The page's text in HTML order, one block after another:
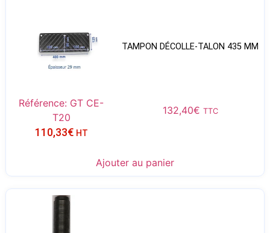
TAMPON DÉCOLLE-TALON 435 MM
Référence: GT CE-
T20
132,40€ TTC
110,33€ HT
Ajouter au panier